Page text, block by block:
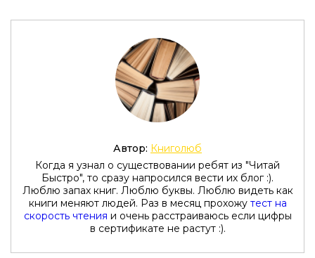
Автор: Книголюб
Когда я узнал о существовании ребят из "Читай
Быстро", то сразу напросился вести их блог :).
Люблю запах книг. Люблю буквы. Люблю видеть как
книги меняют людей. Раз в месяц прохожу тест на
скорость чтения и очень расстраиваюсь если цифры
в сертификате не растут :).